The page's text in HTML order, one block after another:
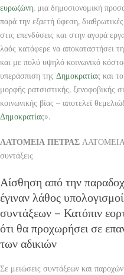
ευρωζώνη, μια δημοσιονομική
παρά την εξαετή ύφεση,
στις επενδύσεις και στην αγορά
λαός κατάφερε να αποκαταστήσει
και με πολύ υψηλό κοινωνικό
υπεράσπιση της Δημοκρατίας και
μορφής ρατσιστικής, ξενοφοβικής
κοινωνικής βίας – αποτελεί
Δημοκρατίας».
ΛΑΤΟΜΕΙΑ ΠΕΤΡΑΣ ΛΑΤΟΜΕΙΑ
συντάξεις
Αίσθηση από την
έγιναν λάθος
συντάξεων – Κατόπιν
ότι θα προχωρήσει σε
των αδικιών
Σε μειώσεις συντάξεων και